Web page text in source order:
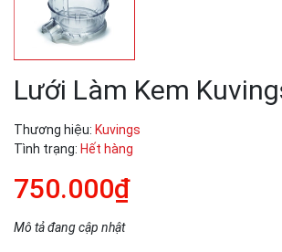
Lưới Làm Kem
Thương hiệu: Kuvings
Tình trạng: Hết hàng
750.000₫
Mô tả đang cập nhật